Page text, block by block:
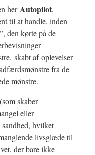
her Autopilot,
til at handle, inden
den kørte på de
skabt af oplevelser
fra de
mønstre.
(som skaber
eller
hvilket
livsglæde til
der bare ikke